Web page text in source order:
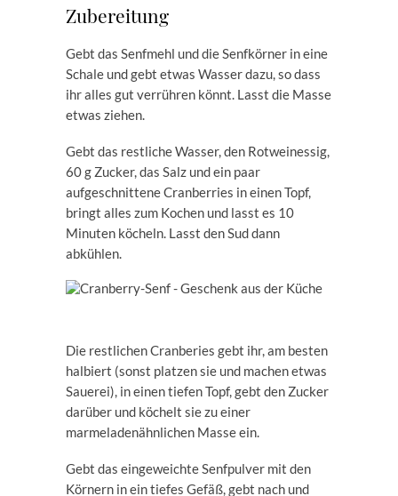
Zubereitung
Gebt das Senfmehl und die Senfkörner in eine
Schale und gebt etwas Wasser dazu, so dass
ihr alles gut verrühren könnt. Lasst die Masse
etwas ziehen.
Gebt das restliche Wasser, den Rotweinessig,
60 g Zucker, das Salz und ein paar
aufgeschnittene Cranberries in einen Topf,
bringt alles zum Kochen und lasst es 10
Minuten köcheln. Lasst den Sud dann
abkühlen.
Die restlichen Cranberies gebt ihr, am besten
halbiert (sonst platzen sie und machen etwas
Sauerei), in einen tiefen Topf, gebt den Zucker
darüber und köchelt sie zu einer
marmeladenähnlichen Masse ein.
Gebt das eingeweichte Senfpulver mit den
Körnern in ein tiefes Gefäß, gebt nach und